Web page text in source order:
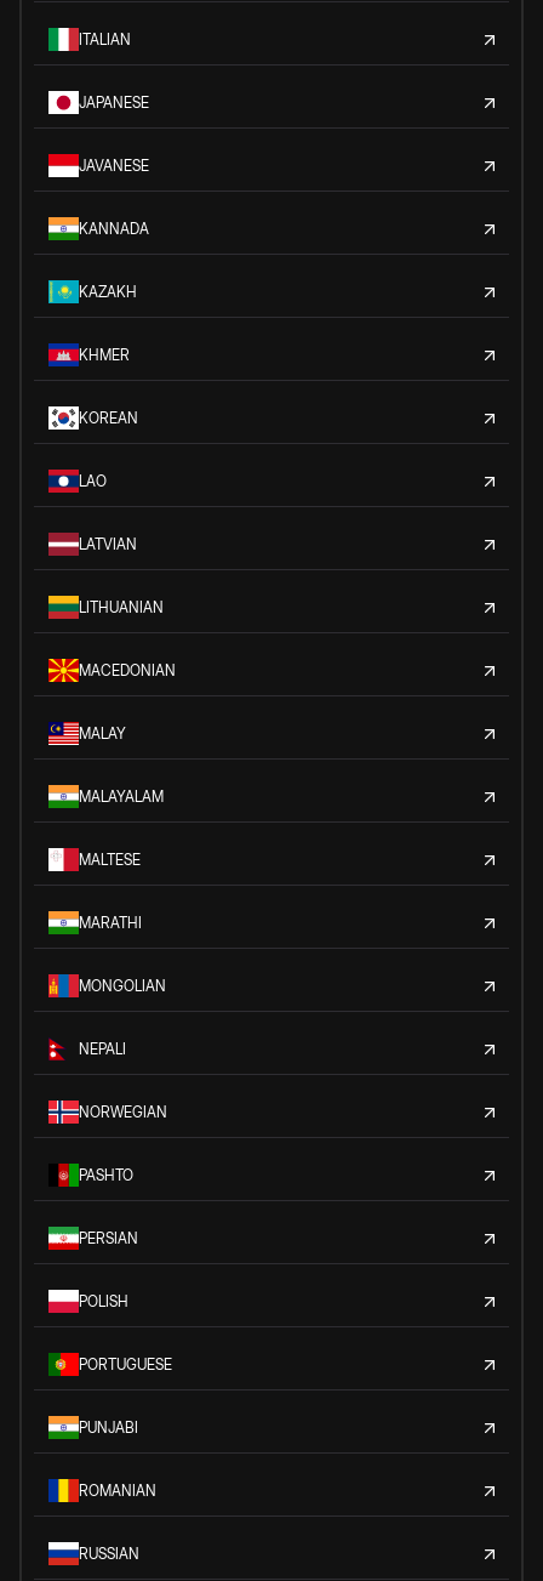
ITALIAN
JAPANESE
JAVANESE
KANNADA
KAZAKH
KHMER
KOREAN
LAO
LATVIAN
LITHUANIAN
MACEDONIAN
MALAY
MALAYALAM
MALTESE
MARATHI
MONGOLIAN
NEPALI
NORWEGIAN
PASHTO
PERSIAN
POLISH
PORTUGUESE
PUNJABI
ROMANIAN
RUSSIAN